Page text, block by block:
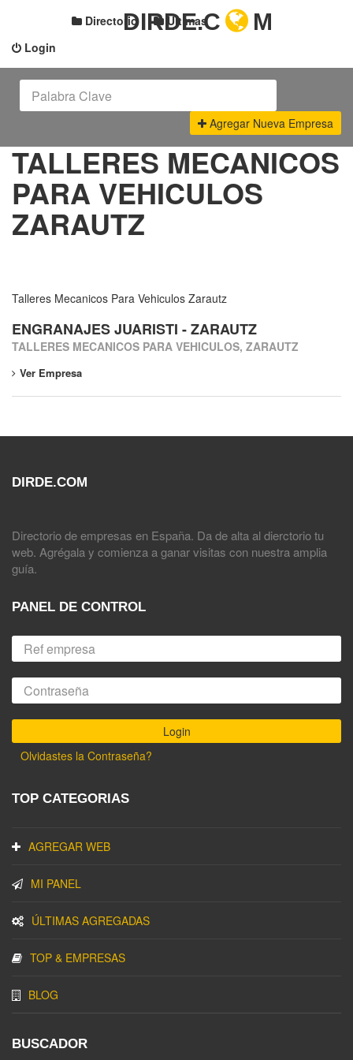
Login
Directorio Últimas
DIRDE.C M
Agregar Nueva Empresa
TALLERES MECANICOS
PARA VEHICULOS
ZARAUTZ
Talleres Mecanicos Para Vehiculos Zarautz
ENGRANAJES JUARISTI - ZARAUTZ
TALLERES MECANICOS PARA VEHICULOS, ZARAUTZ
Ver Empresa
DIRDE.COM
Directorio de empresas en España. Da de alta al dierctorio tu
web. Agrégala y comienza a ganar visitas con nuestra amplia
guía.
PANEL DE CONTROL
Olvidastes la Contraseña?
TOP CATEGORIAS
AGREGAR WEB
MI PANEL
ÚLTIMAS AGREGADAS
TOP & EMPRESAS
BLOG
BUSCADOR